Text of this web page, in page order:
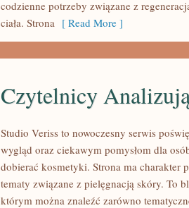
codzienne potrzeby związane z
ciała. Strona [ Read More ]
Czytelnicy
Studio Veriss to nowoczesny serwis
wygląd oraz ciekawym pomysłom dla
dobierać kosmetyki. Strona ma charakter
tematy związane z pielęgnacją skóry. To
którym można znaleźć zarówno